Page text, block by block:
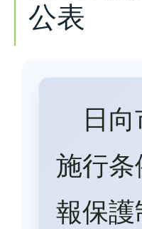
公表
日向
施行
報保